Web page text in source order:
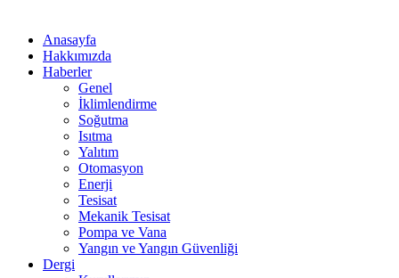
Anasayfa
Hakkımızda
Haberler
Genel
İklimlendirme
Soğutma
Isıtma
Yalıtım
Otomasyon
Enerji
Tesisat
Mekanik Tesisat
Pompa ve Vana
Yangın ve Yangın Güvenliği
Dergi